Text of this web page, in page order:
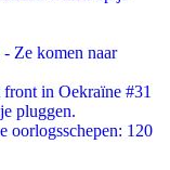
Ze komen naar
in Oekraïne #31
pluggen.
oorlogsschepen: 120